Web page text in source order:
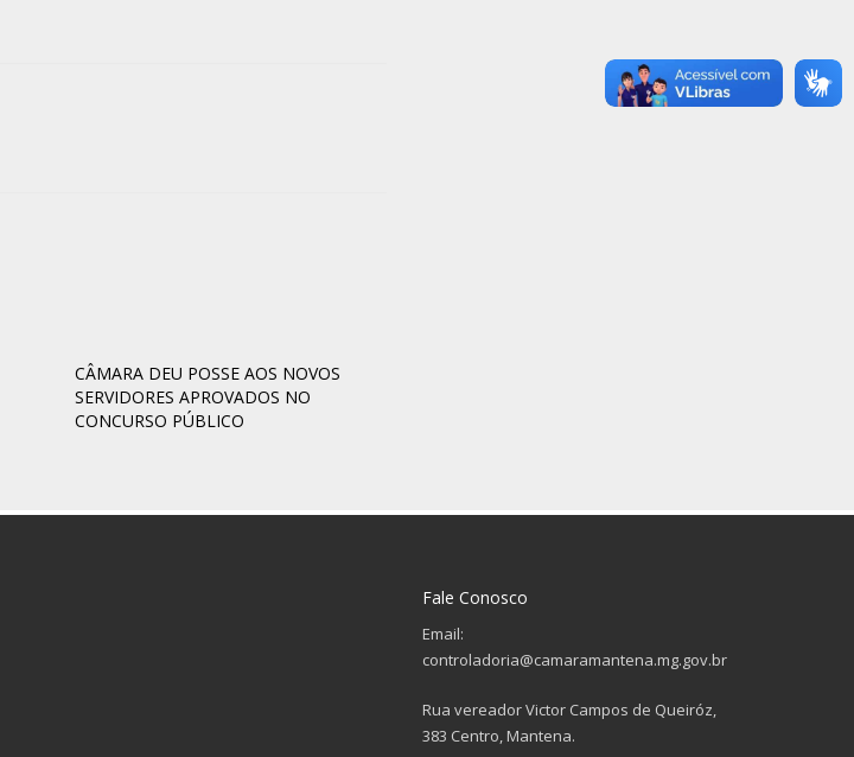
CÂMARA DEU POSSE AOS NOVOS
SERVIDORES APROVADOS NO
CONCURSO PÚBLICO
Fale Conosco
Email:
controladoria@camaramantena.mg.gov.br
Rua vereador Victor Campos de Queiróz,
383 Centro, Mantena.